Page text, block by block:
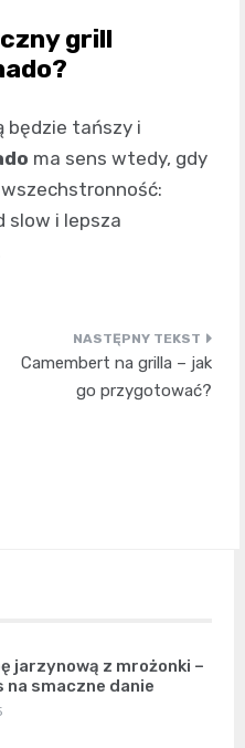
grill
będzie tańszy i
ma sens wtedy, gdy
slow i lepsza
Camembert na grilla – jak
go przygotować?
jarzynową z mrożonki –
smaczne danie